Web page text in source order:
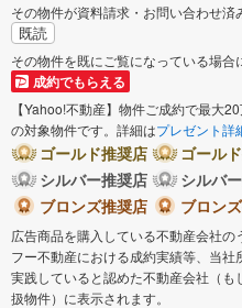
その物件が資料請求・お問い合わせ済
既読
その物件を既にご覧になっている場合
成約でもらえる
【Yahoo!不動産】物件ご成約で最大
の対象物件です。詳細はプレゼント詳
ゴールド推奨店
ゴール
シルバー推奨店
シルバ
ブロンズ推奨店
ブロン
広告商品を購入している不動産会社
フー不動産における成約実績等、当
実践していると認めた不動産会社（
扱物件）に表示されます。